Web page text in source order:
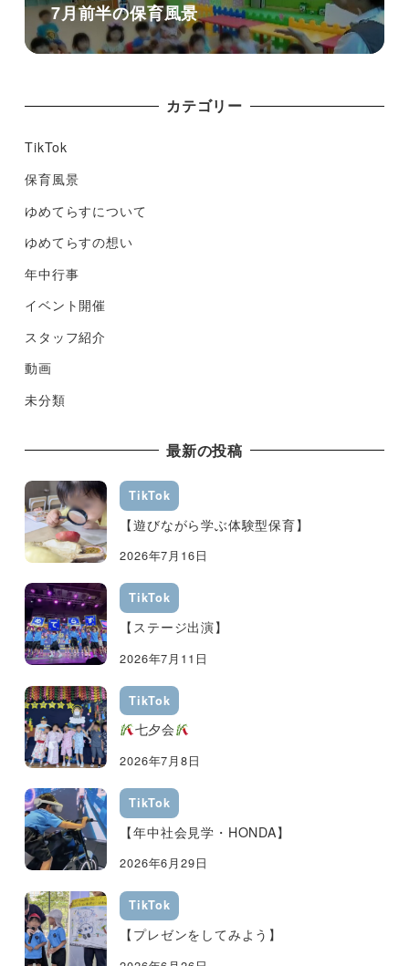
7月前半の保育風景
カテゴリー
TikTok
保育風景
ゆめてらすについて
ゆめてらすの想い
年中行事
イベント開催
スタッフ紹介
動画
未分類
最新の投稿
TikTok
【遊びながら学ぶ体験型保育】
2026年7月16日
TikTok
【ステージ出演】
2026年7月11日
TikTok
七夕会
2026年7月8日
TikTok
【年中社会見学・HONDA】
2026年6月29日
TikTok
【プレゼンをしてみよう】